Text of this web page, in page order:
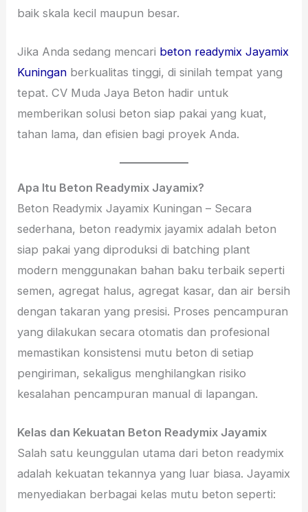
baik skala kecil maupun besar.
Jika Anda sedang mencari beton readymix Jayamix
Kuningan berkualitas tinggi, di sinilah tempat yang
tepat. CV Muda Jaya Beton hadir untuk
memberikan solusi beton siap pakai yang kuat,
tahan lama, dan efisien bagi proyek Anda.
Apa Itu Beton Readymix Jayamix?
Beton Readymix Jayamix Kuningan – Secara
sederhana, beton readymix jayamix adalah beton
siap pakai yang diproduksi di batching plant
modern menggunakan bahan baku terbaik seperti
semen, agregat halus, agregat kasar, dan air bersih
dengan takaran yang presisi. Proses pencampuran
yang dilakukan secara otomatis dan profesional
memastikan konsistensi mutu beton di setiap
pengiriman, sekaligus menghilangkan risiko
kesalahan pencampuran manual di lapangan.
Kelas dan Kekuatan Beton Readymix Jayamix
Salah satu keunggulan utama dari beton readymix
adalah kekuatan tekannya yang luar biasa. Jayamix
menyediakan berbagai kelas mutu beton seperti: